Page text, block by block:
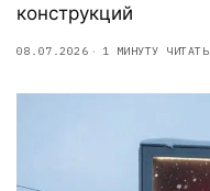
конструкций
08.07.2026 1 МИНУТУ ЧИТАТЬ